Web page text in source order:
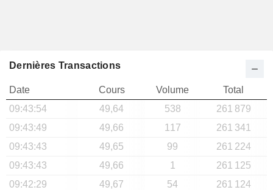
Dernières Transactions
Date Cours Volume
Total
09:43:54
49,64 538
261 879
09:43:49
49,66 117
261 341
09:43:43
49,65 99
261 224
09:43:43
49,66 1
261 125
09:42:29
49,67 54
261 124